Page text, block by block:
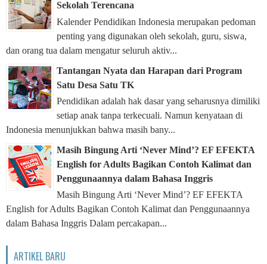
Sekolah Terencana
Kalender Pendidikan Indonesia merupakan pedoman
penting yang digunakan oleh sekolah, guru, siswa,
dan orang tua dalam mengatur seluruh aktiv...
Tantangan Nyata dan Harapan dari Program
Satu Desa Satu TK
Pendidikan adalah hak dasar yang seharusnya dimiliki
setiap anak tanpa terkecuali. Namun kenyataan di
Indonesia menunjukkan bahwa masih bany...
Masih Bingung Arti ‘Never Mind’? EF EFEKTA
English for Adults Bagikan Contoh Kalimat dan
Penggunaannya dalam Bahasa Inggris
Masih Bingung Arti ‘Never Mind’? EF EFEKTA
English for Adults Bagikan Contoh Kalimat dan Penggunaannya
dalam Bahasa Inggris Dalam percakapan...
ARTIKEL BARU